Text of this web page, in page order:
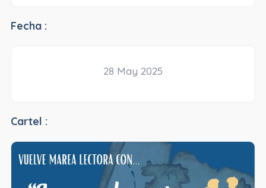
Fecha :
28 May 2025
Cartel :